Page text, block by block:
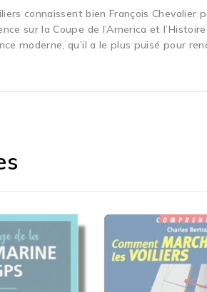
connaissent bien François
sur la Coupe de l’America et
moderne, qu’il a le plus puisé pour